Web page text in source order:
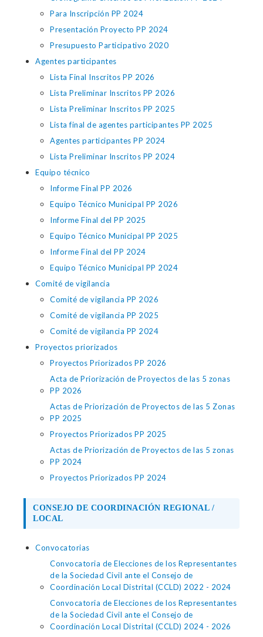
Para Inscripción PP 2024
Presentación Proyecto PP 2024
Presupuesto Participativo 2020
Agentes participantes
Lista Final Inscritos PP 2026
Lista Preliminar Inscritos PP 2026
Lista Preliminar Inscritos PP 2025
Lista final de agentes participantes PP 2025
Agentes participantes PP 2024
Lista Preliminar Inscritos PP 2024
Equipo técnico
Informe Final PP 2026
Equipo Técnico Municipal PP 2026
Informe Final del PP 2025
Equipo Técnico Municipal PP 2025
Informe Final del PP 2024
Equipo Técnico Municipal PP 2024
Comité de vigilancia
Comité de vigilancia PP 2026
Comité de vigilancia PP 2025
Comité de vigilancia PP 2024
Proyectos priorizados
Proyectos Priorizados PP 2026
Acta de Priorización de Proyectos de las 5 zonas
PP 2026
Actas de Priorización de Proyectos de las 5 Zonas
PP 2025
Proyectos Priorizados PP 2025
Actas de Priorización de Proyectos de las 5 zonas
PP 2024
Proyectos Priorizados PP 2024
CONSEJO DE COORDINACIÓN REGIONAL /
LOCAL
Convocatorias
Convocatoria de Elecciones de los Representantes
de la Sociedad Civil ante el Consejo de
Coordinación Local Distrital (CCLD) 2022 - 2024
Convocatoria de Elecciones de los Representantes
de la Sociedad Civil ante el Consejo de
Coordinación Local Distrital (CCLD) 2024 - 2026